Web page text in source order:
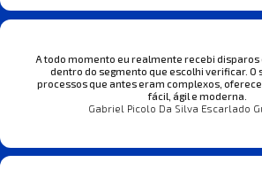
A todo momento eu realmente recebi
dentro do segmento que escolhi verificar. O
processos que antes eram complexos,
fácil, ágil e moderna.
Gabriel Picolo Da Silva Escarlado